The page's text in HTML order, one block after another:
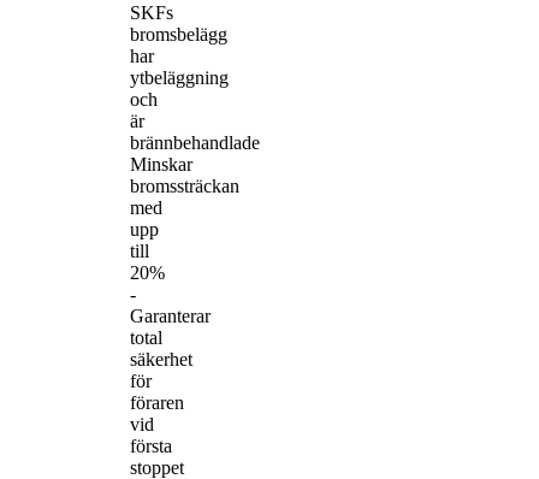
SKFs
bromsbelägg
har
ytbeläggning
och
är
brännbehandlade
Minskar
bromssträckan
med
upp
till
20%
-
Garanterar
total
säkerhet
för
föraren
vid
första
stoppet